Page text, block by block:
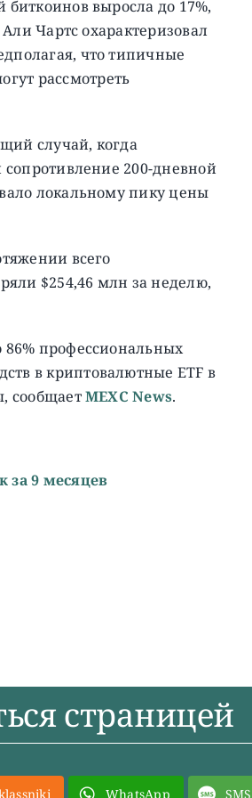
биткоинов выросла до 17%,
Чартс охарактеризовал
что типичные
рассмотреть
случай, когда
сопротивление 200-дневной
локальному пику цены
всего
$254,46 млн за неделю,
86% профессиональных
в криптовалютные ETF в
сообщаетMEXC News.
за 9 месяцев
страницей
WhatsApp SMS